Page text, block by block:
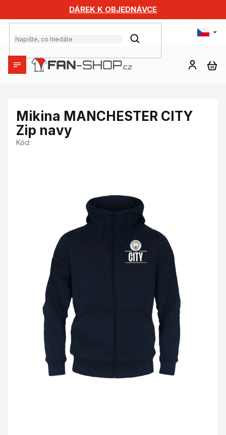
obsah
DÁREK K OBJEDNÁVCE
HLEDAT
Mikina MANCHESTER CITY
Zip navy
Kód: